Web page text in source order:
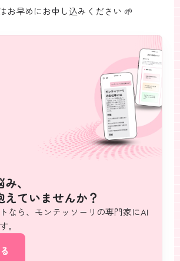
お早めにお申し込みください 🌱
、
えていませんか？
なら、モンテッソーリの専門家にAI
。